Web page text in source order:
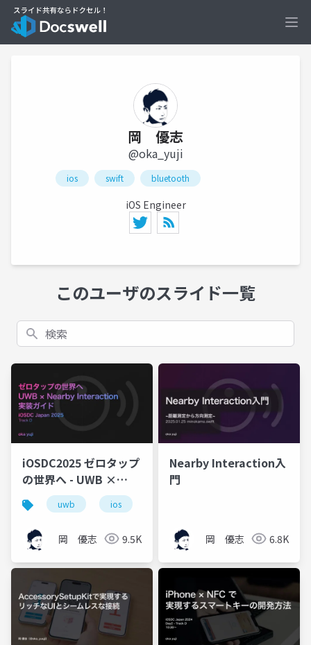
岡 優志
@oka_yuji
ios swift bluetooth
iOS Engineer
このユーザのスライド一覧
検索
iOSDC2025 ゼロタップ
の世界へ - UWB ×
Nearby Interaction 実
装ガイド
uwb ios
岡 優志 9.5K
Nearby Interaction入
門
岡 優志 6.8K